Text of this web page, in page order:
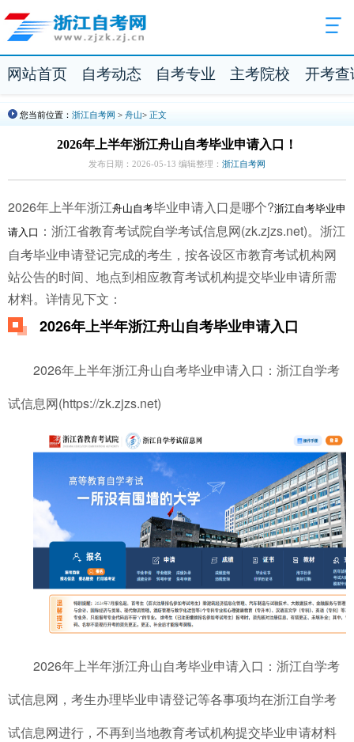
网站首页 自考动态 自考专业 主考院校 开考查
您当前位置： 浙江自考网 > 舟山> 正文
2026年上半年浙江舟山自考毕业申请入口！
发布日期：2026-05-13 编辑整理： 浙江自考网
2026年上半年浙江舟山自考毕业申请入口是哪个?浙江自考毕业申
请入口
：浙江省教育考试院自学考试信息网(zk.zjzs.net)。浙江
自考毕业申请登记完成的考生，按各设区市教育考试机构网
站公告的时间、地点到相应教育考试机构提交毕业申请所需
材料。详情见下文：
2026年上半年浙江舟山自考毕业申请入口
2026年上半年浙江舟山自考毕业申请入口：浙江自学考
试信息网(https://zk.zjzs.net)
2026年上半年浙江舟山自考毕业申请入口：浙江自学考
试信息网，考生办理毕业申请登记等各事项均在浙江自学考
试信息网进行，不再到当地教育考试机构提交毕业申请材料